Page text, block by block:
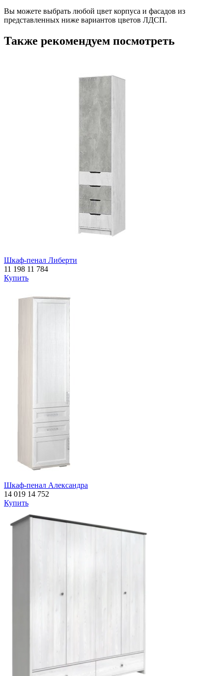
Вы можете выбрать любой цвет корпуса и фасадов из
представленных ниже вариантов цветов ЛДСП.
Также рекомендуем посмотреть
Шкаф-пенал Либерти
11 198 11 784
Купить
Шкаф-пенал Александра
14 019 14 752
Купить